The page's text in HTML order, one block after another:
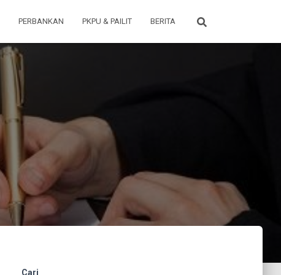
PERBANKAN PKPU & PAILIT BERITA
Cari